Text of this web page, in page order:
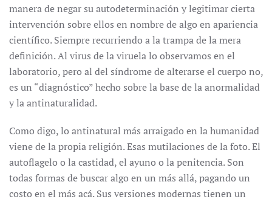
manera de negar su autodeterminación y legitimar cierta
intervención sobre ellos en nombre de algo en apariencia
científico. Siempre recurriendo a la trampa de la mera
definición. Al virus de la viruela lo observamos en el
laboratorio, pero al del síndrome de alterarse el cuerpo no,
es un “diagnóstico” hecho sobre la base de la anormalidad
y la antinaturalidad.
Como digo, lo antinatural más arraigado en la humanidad
viene de la propia religión. Esas mutilaciones de la foto. El
autoflagelo o la castidad, el ayuno o la penitencia. Son
todas formas de buscar algo en un más allá, pagando un
costo en el más acá. Sus versiones modernas tienen un